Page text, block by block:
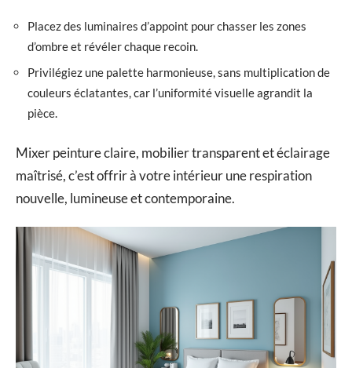
Placez des luminaires d’appoint pour chasser les zones
d’ombre et révéler chaque recoin.
Privilégiez une palette harmonieuse, sans multiplication de
couleurs éclatantes, car l’uniformité visuelle agrandit la
pièce.
Mixer peinture claire, mobilier transparent et éclairage
maîtrisé, c’est offrir à votre intérieur une respiration
nouvelle, lumineuse et contemporaine.